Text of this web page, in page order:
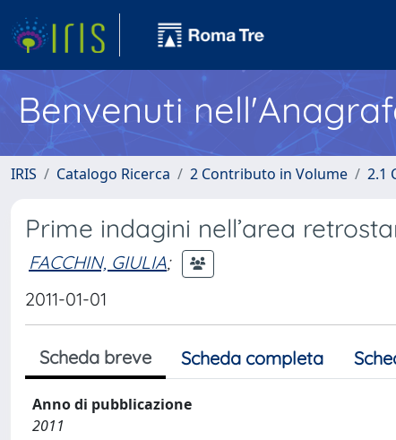
Benvenuti
IRIS Catalogo Ricerca 2 Contributo in Volume 2.1
Prime indagini nell’area
FACCHIN, GIULIA;
2011-01-01
Scheda breve Scheda completa
Anno di pubblicazione
2011